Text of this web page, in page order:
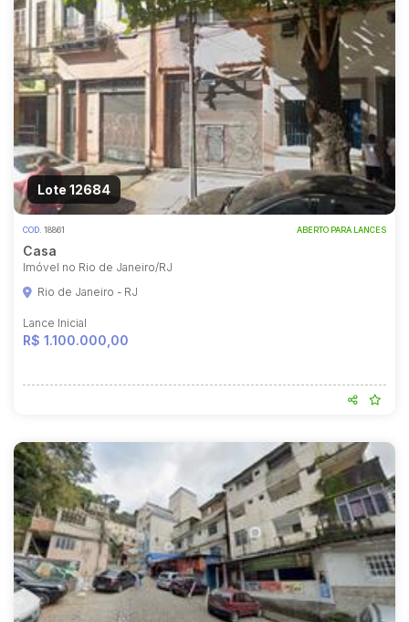
Lote 12684
COD. 18861 ABERTO PARA LANCES
Casa
Imóvel no Rio de Janeiro/RJ
Rio de Janeiro - RJ
Lance Inicial
R$ 1.100.000,00